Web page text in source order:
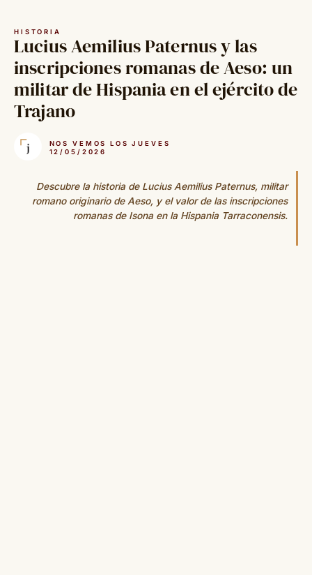
contenido
HISTORIA
Lucius Aemilius Paternus y las
inscripciones romanas de Aeso: un
militar de Hispania en el ejército de
Trajano
NOS VEMOS LOS JUEVES
12/05/2026
Descubre la historia de Lucius Aemilius Paternus, militar
romano originario de Aeso, y el valor de las inscripciones
romanas de Isona en la Hispania Tarraconensis.